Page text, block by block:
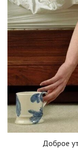
Доброе